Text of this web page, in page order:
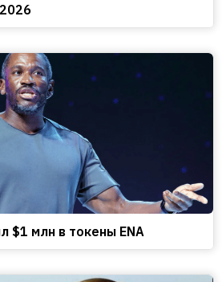
$1 млн в токены ENA